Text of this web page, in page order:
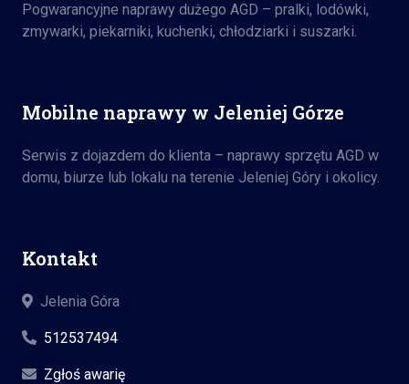
Pogwarancyjne naprawy dużego AGD – pralki, lodówki,
zmywarki, piekarniki, kuchenki, chłodziarki i suszarki.
Mobilne naprawy w Jeleniej Górze
Serwis z dojazdem do klienta – naprawy sprzętu AGD w
domu, biurze lub lokalu na terenie Jeleniej Góry i okolicy.
Kontakt
Jelenia Góra
512537494
Zgłoś awarię